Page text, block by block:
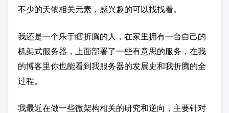
不少的天依相关元素，感兴趣的可以找找看。
我还是一个乐于瞎折腾的人，在家里拥有一台自己的
机架式服务器，上面部署了一些有意思的服务，在我
的博客里你也能看到我服务器的发展史和我折腾的全
过程。
我最近在做一些微架构相关的研究和逆向，主要针对